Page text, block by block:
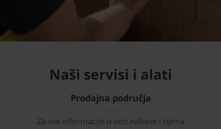
Naši servisi i alati
Prodajna područja
Za sve informacije u vezi nabave i cijena